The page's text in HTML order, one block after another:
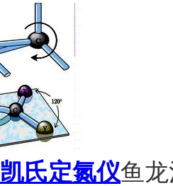
凯氏定氮仪鱼